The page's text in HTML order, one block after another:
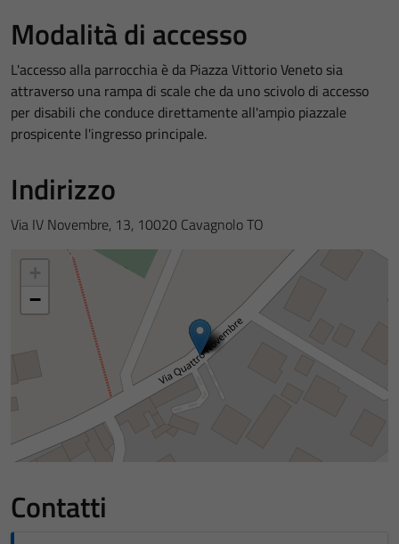
Modalità di accesso
L'accesso alla parrocchia è da Piazza Vittorio Veneto sia
attraverso una rampa di scale che da uno scivolo di accesso
per disabili che conduce direttamente all'ampio piazzale
prospicente l'ingresso principale.
Indirizzo
Via IV Novembre, 13, 10020 Cavagnolo TO
−
Contatti